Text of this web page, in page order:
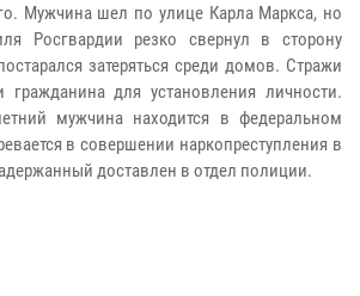
Мужчина шел по улице Карла Маркса, но
Росгвардии резко свернул в сторону
затеряться среди домов. Стражи
гражданина для установления личности.
мужчина находится в федеральном
в совершении наркопреступления в
доставлен в отдел полиции.